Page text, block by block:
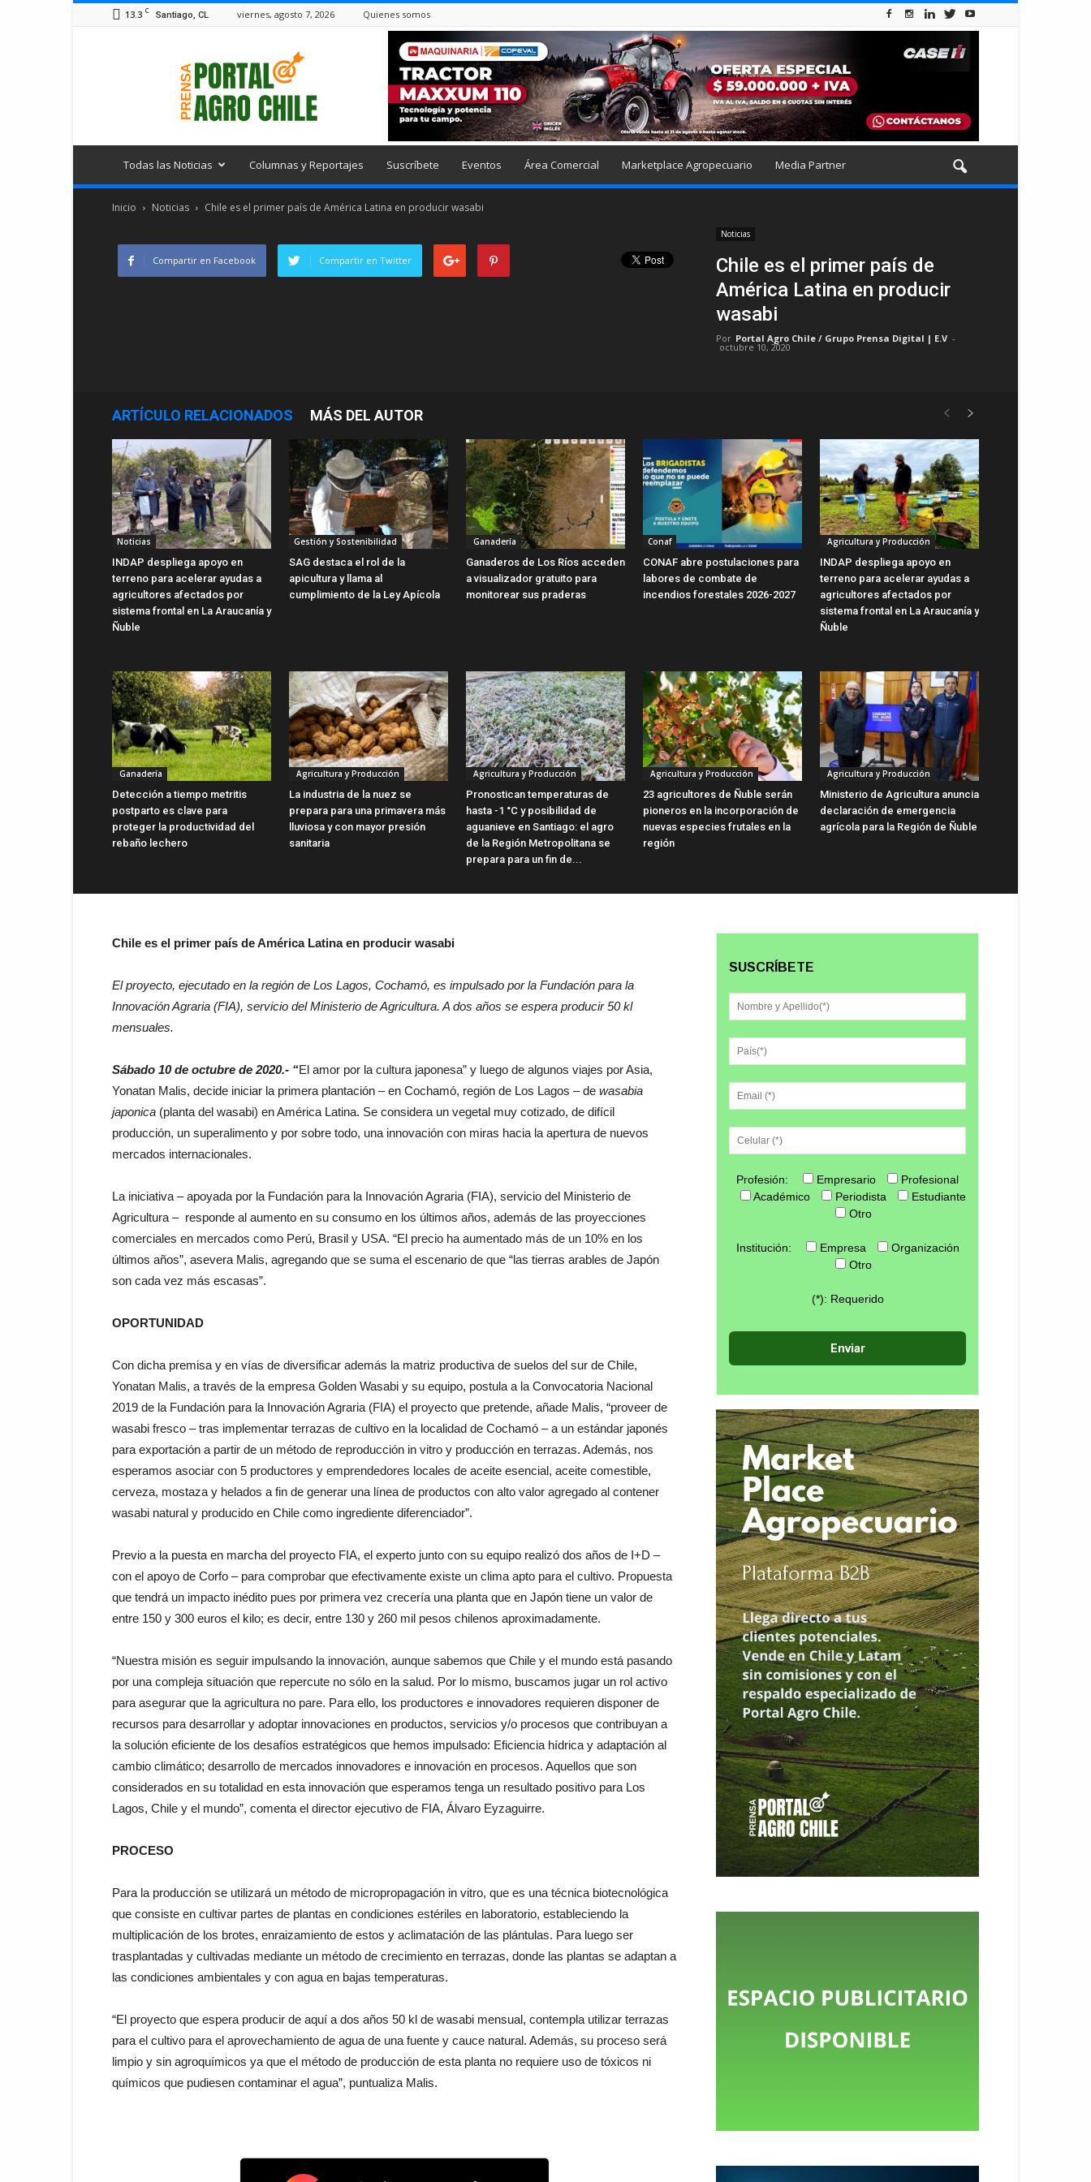
13.3 C Santiago, CL viernes, agosto 7, 2026 Quienes somos
Todas las Noticias Columnas y Reportajes Suscríbete Eventos Área Comercial Marketplace Agropecuario Media Partner
Inicio Noticias Chile es el primer país de América Latina en producir wasabi
Noticias
Chile es el primer país de
América Latina en producir
wasabi
Por Portal Agro Chile / Grupo Prensa Digital | E.V -
octubre 10, 2020
Compartir en Facebook Compartir en Twitter
ARTÍCULO RELACIONADOS MÁS DEL AUTOR
Noticias
INDAP despliega apoyo en
terreno para acelerar ayudas a
agricultores afectados por
sistema frontal en La Araucanía y
Ñuble
Gestión y Sostenibilidad
SAG destaca el rol de la
apicultura y llama al
cumplimiento de la Ley Apícola
Ganadería
Ganaderos de Los Ríos acceden
a visualizador gratuito para
monitorear sus praderas
Conaf
CONAF abre postulaciones para
labores de combate de
incendios forestales 2026-2027
Agricultura y Producción
INDAP despliega apoyo en
terreno para acelerar ayudas a
agricultores afectados por
sistema frontal en La Araucanía y
Ñuble
Ganadería
Detección a tiempo metritis
postparto es clave para
proteger la productividad del
rebaño lechero
Agricultura y Producción
La industria de la nuez se
prepara para una primavera más
lluviosa y con mayor presión
sanitaria
Agricultura y Producción
Pronostican temperaturas de
hasta -1 °C y posibilidad de
aguanieve en Santiago: el agro
de la Región Metropolitana se
prepara para un fin de...
Agricultura y Producción
23 agricultores de Ñuble serán
pioneros en la incorporación de
nuevas especies frutales en la
región
Agricultura y Producción
Ministerio de Agricultura anuncia
declaración de emergencia
agrícola para la Región de Ñuble
Chile es el primer país de América Latina en producir wasabi
El proyecto, ejecutado en la región de Los Lagos, Cochamó, es impulsado por la Fundación para la
Innovación Agraria (FIA), servicio del Ministerio de Agricultura. A dos años se espera producir 50 kl
mensuales.
Sábado 10 de octubre de 2020.- “El amor por la cultura japonesa” y luego de algunos viajes por Asia,
Yonatan Malis, decide iniciar la primera plantación – en Cochamó, región de Los Lagos – de wasabia
japonica (planta del wasabi) en América Latina. Se considera un vegetal muy cotizado, de difícil
producción, un superalimento y por sobre todo, una innovación con miras hacia la apertura de nuevos
mercados internacionales.
La iniciativa – apoyada por la Fundación para la Innovación Agraria (FIA), servicio del Ministerio de
Agricultura – responde al aumento en su consumo en los últimos años, además de las proyecciones
comerciales en mercados como Perú, Brasil y USA. “El precio ha aumentado más de un 10% en los
últimos años”, asevera Malis, agregando que se suma el escenario de que “las tierras arables de Japón
son cada vez más escasas”.
OPORTUNIDAD
Con dicha premisa y en vías de diversificar además la matriz productiva de suelos del sur de Chile,
Yonatan Malis, a través de la empresa Golden Wasabi y su equipo, postula a la Convocatoria Nacional
2019 de la Fundación para la Innovación Agraria (FIA) el proyecto que pretende, añade Malis, “proveer de
wasabi fresco – tras implementar terrazas de cultivo en la localidad de Cochamó – a un estándar japonés
para exportación a partir de un método de reproducción in vitro y producción en terrazas. Además, nos
esperamos asociar con 5 productores y emprendedores locales de aceite esencial, aceite comestible,
cerveza, mostaza y helados a fin de generar una línea de productos con alto valor agregado al contener
wasabi natural y producido en Chile como ingrediente diferenciador”.
Previo a la puesta en marcha del proyecto FIA, el experto junto con su equipo realizó dos años de I+D –
con el apoyo de Corfo – para comprobar que efectivamente existe un clima apto para el cultivo. Propuesta
que tendrá un impacto inédito pues por primera vez crecería una planta que en Japón tiene un valor de
entre 150 y 300 euros el kilo; es decir, entre 130 y 260 mil pesos chilenos aproximadamente.
“Nuestra misión es seguir impulsando la innovación, aunque sabemos que Chile y el mundo está pasando
por una compleja situación que repercute no sólo en la salud. Por lo mismo, buscamos jugar un rol activo
para asegurar que la agricultura no pare. Para ello, los productores e innovadores requieren disponer de
recursos para desarrollar y adoptar innovaciones en productos, servicios y/o procesos que contribuyan a
la solución eficiente de los desafíos estratégicos que hemos impulsado: Eficiencia hídrica y adaptación al
cambio climático; desarrollo de mercados innovadores e innovación en procesos. Aquellos que son
considerados en su totalidad en esta innovación que esperamos tenga un resultado positivo para Los
Lagos, Chile y el mundo”, comenta el director ejecutivo de FIA, Álvaro Eyzaguirre.
PROCESO
Para la producción se utilizará un método de micropropagación in vitro, que es una técnica biotecnológica
que consiste en cultivar partes de plantas en condiciones estériles en laboratorio, estableciendo la
multiplicación de los brotes, enraizamiento de estos y aclimatación de las plántulas. Para luego ser
trasplantadas y cultivadas mediante un método de crecimiento en terrazas, donde las plantas se adaptan a
las condiciones ambientales y con agua en bajas temperaturas.
“El proyecto que espera producir de aquí a dos años 50 kl de wasabi mensual, contempla utilizar terrazas
para el cultivo para el aprovechamiento de agua de una fuente y cauce natural. Además, su proceso será
limpio y sin agroquímicos ya que el método de producción de esta planta no requiere uso de tóxicos ni
químicos que pudiesen contaminar el agua”, puntualiza Malis.
SUSCRÍBETE
Profesión: Empresario
Profesional
Académico
Periodista
Estudiante
Otro
Institución: Empresa
Organización
Otro
(*): Requerido